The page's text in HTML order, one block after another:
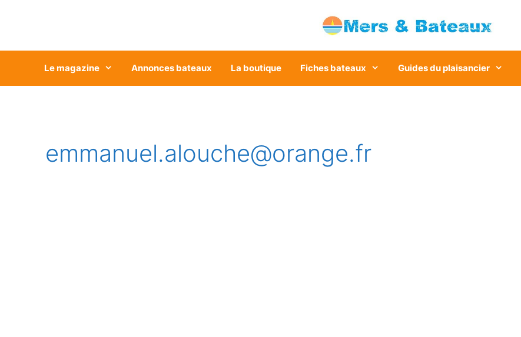
Le magazine Annonces bateaux La boutique Fiches bateaux Guides du plaisancier
emmanuel.alouche@orange.fr